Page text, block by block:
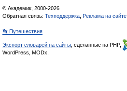
© Академик, 2000-2026
Обратная связь: Техподдержка Реклама на сайте
👣 Путешествия
Экспорт словарей на сайты , сделанные на PHP,
WordPress, MODx.